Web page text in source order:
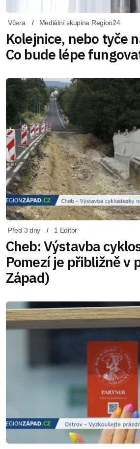
Včera Mediální skupina Region24
Kolejnice, nebo tyče
Co bude lépe
Před 3 dny 1 Editor
Cheb: Výstavba
Pomezí je přibližně v
Západ)